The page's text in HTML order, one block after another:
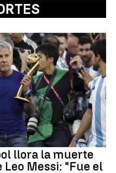
llora la muerte
Leo Messi: "Fue el